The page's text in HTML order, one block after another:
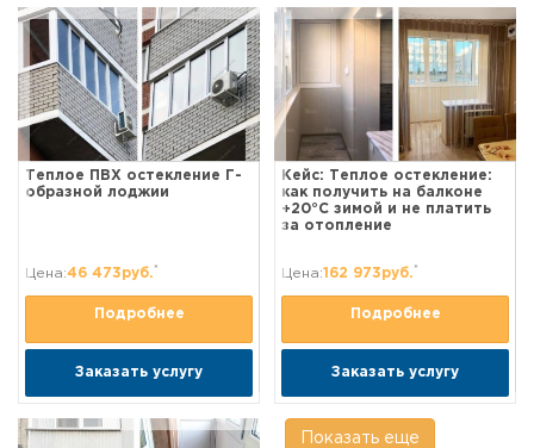
Теплое ПВХ остекление Г-
образной лоджии
Цена:46 473руб. *
Подробнее
Заказать услугу
Кейс: Теплое остекление:
как получить на балконе
+20°C зимой и не платить
за отопление
Цена:162 973руб. *
Подробнее
Заказать услугу
Показать еще